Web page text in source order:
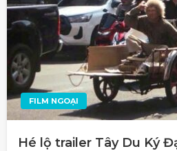
FILM NGOẠI
Hé lộ trailer Tây Du Ký